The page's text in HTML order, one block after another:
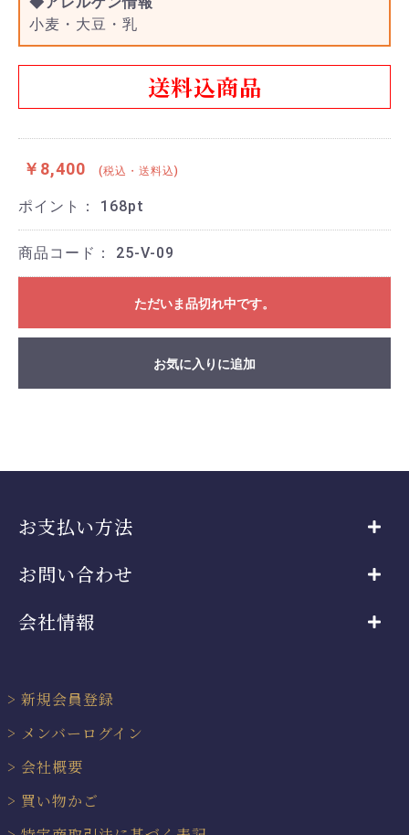
小麦・大豆・乳
送料込商品
￥8,400 (税込・送料込)
ポイント： 168pt
商品コード： 25-V-09
ただいま品切れ中です。
お気に入りに追加
お支払い方法
お問い合わせ
会社情報
新規会員登録
メンバーログイン
会社概要
買い物かご